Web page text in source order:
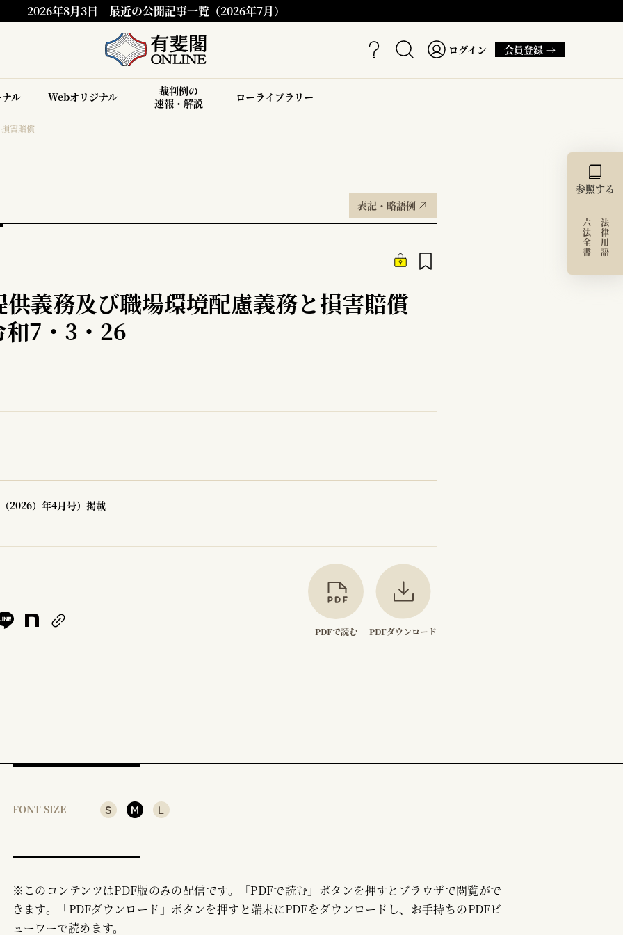
2026年8月3日 最近の公開記事一覧（2026年7月）
ログイン 会員登録 →
ル Webオリジナル
裁判例の
速報・解説
ローライブラリー
害賠償
表記・略語例
義務及び職場環境配慮義務と損害賠償
7・3・26
2026）年4月号）掲載
PDFで読む PDFダウンロード
参照する
法律用語
六法全書
FONT SIZE S M L
※このコンテンツはPDF版のみの配信です。「PDFで読む」ボタンを押すとブラウザで閲覧がで
きます。「PDFダウンロード」ボタンを押すと端末にPDFをダウンロードし、お手持ちのPDFビ
ューワーで読めます。